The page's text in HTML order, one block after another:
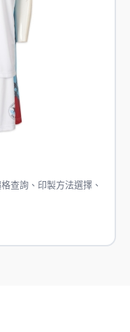
查詢、印製方法選擇、